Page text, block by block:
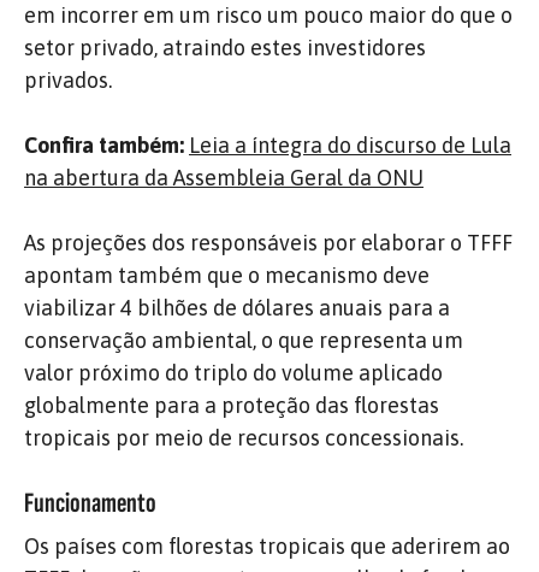
em incorrer em um risco um pouco maior do que o
setor privado, atraindo estes investidores
privados.
Confira também: Leia a íntegra do discurso de Lula
na abertura da Assembleia Geral da ONU
As projeções dos responsáveis por elaborar o TFFF
apontam também que o mecanismo deve
viabilizar 4 bilhões de dólares anuais para a
conservação ambiental, o que representa um
valor próximo do triplo do volume aplicado
globalmente para a proteção das florestas
tropicais por meio de recursos concessionais.
Funcionamento
Os países com florestas tropicais que aderirem ao